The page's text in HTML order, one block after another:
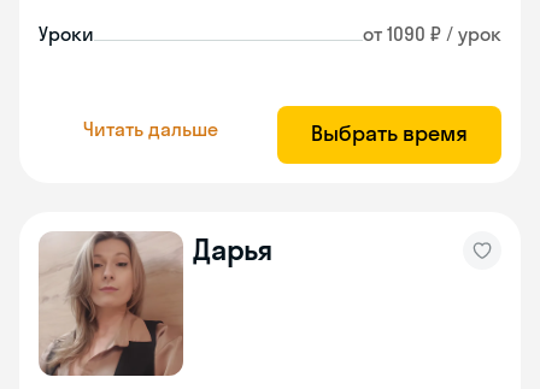
Уроки от 1090 ₽ / урок
Читать дальше Выбрать время
Дарья